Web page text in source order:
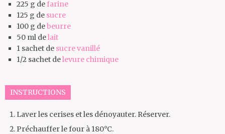
225 g de farine
125 g de sucre
100 g debeurre
50 ml delait
1 sachet de sucre vanillé
1/2 sachet delevure chimique
INSTRUCTIONS
Laver les cerises et les dénoyauter. Réserver.
Préchauffer le four à 180°C.